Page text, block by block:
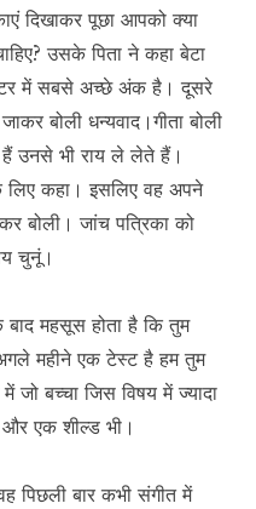
दिखाकर पूछा आपको क्या
उसके पिता ने कहा बेटा
में सबसे अच्छे अंक है। दूसरे
बोली धन्यवाद।गीता बोली
हैं उनसे भी राय ले लेते हैं।
लिए कहा। इसलिए वह अपने
बोली। जांच पत्रिका को
चुनूं।
महसूस होता है कि तुम
महीने एक टेस्ट है हम तुम
बच्चा जिस विषय में ज्यादा
एक शील्ड भी।
पिछली बार कभी संगीत में